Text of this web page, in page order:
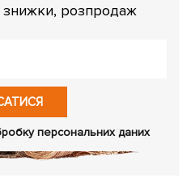
знижки, розпродаж
персональних даних